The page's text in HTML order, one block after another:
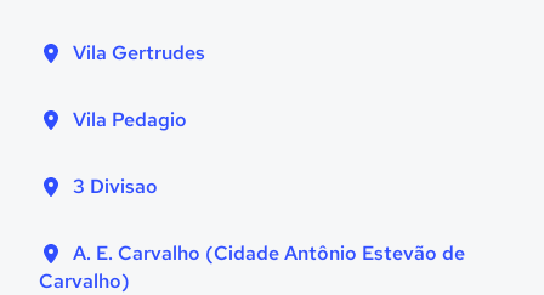
Vila Gertrudes
Vila Pedagio
3 Divisao
A. E. Carvalho (Cidade Antônio Estevão de
Carvalho)